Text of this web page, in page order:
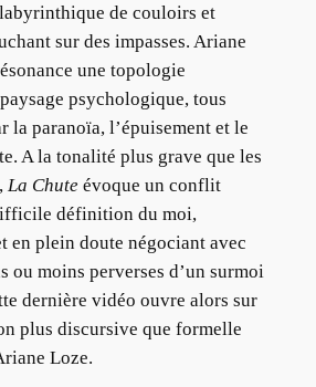
de couloirs et
sur des impasses. Ariane
une topologie
psychologique, tous
la paranoïa, l’épuisement et le
A la tonalité plus grave que les
La Chuteévoque un conflit
définition du moi,
en plein doute négociant avec
ou moins perverses d’un surmoi
dernière vidéo ouvre alors sur
plus discursive que formelle
Loze.